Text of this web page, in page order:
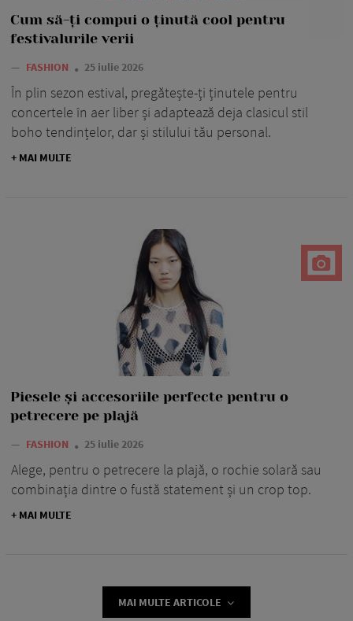
Cum să-ți compui o ținută cool pentru
festivalurile verii
— FASHION 25 iulie 2026
În plin sezon estival, pregătește-ți ținutele pentru
concertele în aer liber și adaptează deja clasicul stil
boho tendințelor, dar și stilului tău personal.
+ MAI MULTE
Piesele și accesoriile perfecte pentru o
petrecere pe plajă
— FASHION 25 iulie 2026
Alege, pentru o petrecere la plajă, o rochie solară sau
combinația dintre o fustă statement și un crop top.
+ MAI MULTE
MAI MULTE ARTICOLE